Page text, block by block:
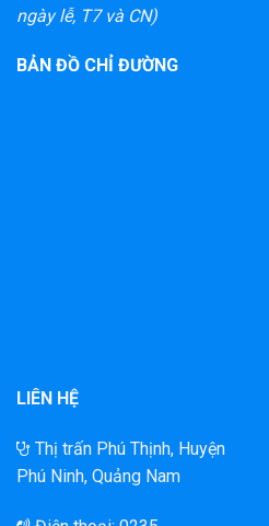
ngày lễ, T7 và CN)
BẢN ĐỒ CHỈ ĐƯỜNG
LIÊN HỆ
Thị trấn Phú Thịnh, Huyện
Phú Ninh, Quảng Nam